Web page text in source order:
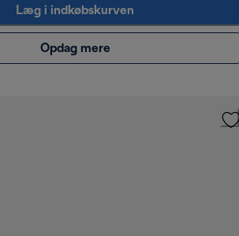
Læg i indkøbskurven
Opdag mere